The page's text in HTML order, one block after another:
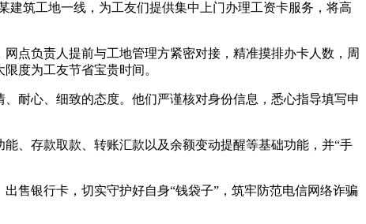
筑工地一线，为工友们提供集中上门办理工资卡服务，将高
点负责人提前与工地管理方紧密对接，精准摸排办卡人数，周
度为工友节省宝贵时间。
耐心、细致的态度。他们严谨核对身份信息，悉心指导填写申
、存款取款、转账汇款以及余额变动提醒等基础功能，并“手
银行卡，切实守护好自身“钱袋子”，筑牢防范电信网络诈骗